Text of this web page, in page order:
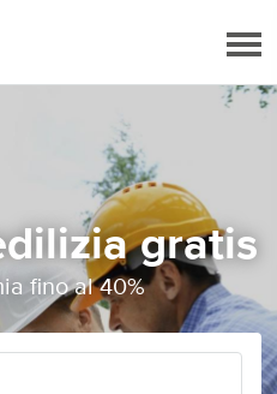
gratis
fino al 40%